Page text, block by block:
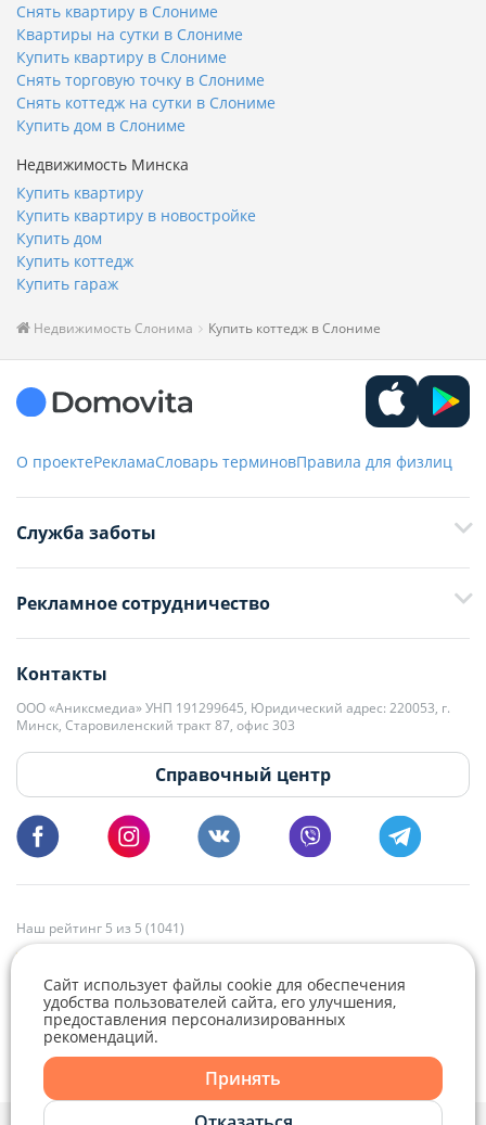
Telegram
Снять квартиру в Слониме
Квартиры на сутки в Слониме
Купить квартиру в Слониме
Снять торговую точку в Слониме
Снять коттедж на сутки в Слониме
Купить дом в Слониме
Недвижимость Минска
Купить квартиру
Купить квартиру в новостройке
Купить дом
Купить коттедж
Купить гараж
Недвижимость Слонима Купить коттедж в Слониме
О проектеРекламаСловарь терминовПравила для физлиц
Служба заботы
+375 33 376-13-70
editor@domovita.by
Мы принимаем звонки и отвечаем на письма в будние дни с 9:00 до
18:00.
Рекламное сотрудничество
kb@domovita.by
+375 29 179-11-28 Владислав Гладченко
vg@domovita.by
Пишите и звоните нам в будние дни с 8:00 до 20:00.
Контакты
ООО «Аниксмедиа» УНП 191299645, Юридический адрес: 220053, г.
Минск, Старовиленский тракт 87, офис 303
Справочный центр
Наш рейтинг 5 из 5 (1041)
Сайт использует файлы cookie для обеспечения
удобства пользователей сайта, его улучшения,
предоставления персонализированных
рекомендаций.
Принять